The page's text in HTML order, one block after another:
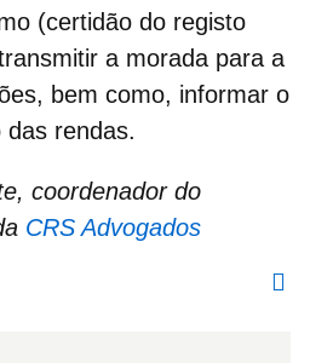
(certidão do registo
a morada para a
bem como, informar o
das rendas.
coordenador do
CRS Advogados